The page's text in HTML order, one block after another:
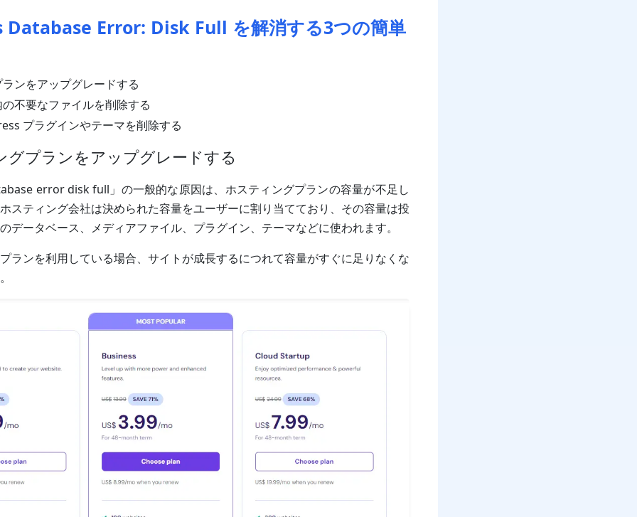
Database Error: Disk Full を解消する3つの簡単
ンをアップグレードする
不要なファイルを削除する
プラグインやテーマを削除する
グプランをアップグレードする
error disk full」の一般的な原因は、ホスティングプランの容量が不足し
スティング会社は決められた容量をユーザーに割り当てており、その容量は投
データベース、メディアファイル、プラグイン、テーマなどに使われます。
ランを利用している場合、サイトが成長するにつれて容量がすぐに足りなくな